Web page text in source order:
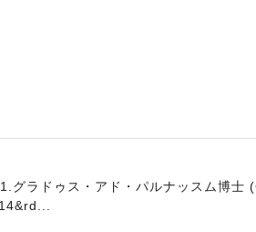
ラドゥス・アド・パルナッスム博士